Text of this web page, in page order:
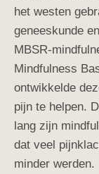
het westen
geneeskunde
MBSR-
Mindfulness
ontwikkelde
pijn te helpen.
lang zijn
dat veel
minder werden.